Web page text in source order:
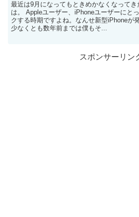
最近は9月になってもときめかなくなって
は。 Appleユーザー、iPhoneユーザーにと
クする時期ですよね。なんせ新型iPhoneが
少なくとも数年前までは僕もそ...
スポンサーリン